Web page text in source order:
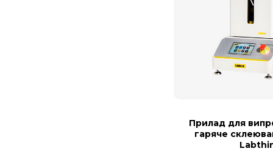
Прилад для
гаряче